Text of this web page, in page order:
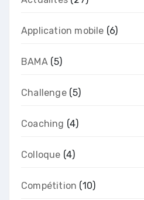
Application mobile (6)
BAMA(5)
Challenge(5)
Coaching (4)
Colloque (4)
Compétition (10)